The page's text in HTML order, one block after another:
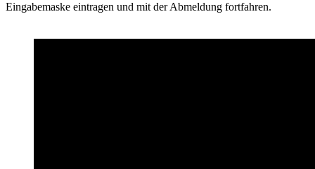
Eingabemaske eintragen und mit der Abmeldung fortfahren.